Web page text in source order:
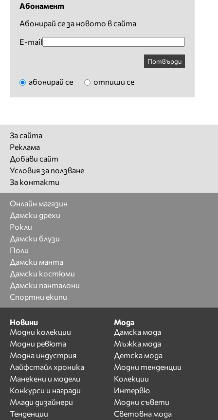
Абонамент
Абонирай се за новото в сайта
E-mail
Потвърди
абонирай се отпиши се
За сайта
Реклама
Добави сайт
Условия за ползване
За контакти
Онлайн магазин
Дамски дрехи
Рокли
Дамски блузи
Поли
Дамски манта
Дамски костюми
Дамски панталони
Спортни екипи
Новини
Модни колекции
Модни ревюта
Модна индустрия
Лайфстайл хроника
Манекени и модели
Конкурси и награди
Млади дизайнери
Тенденции
Мода
Дамска мода
Мъжка мода
Детска мода
Модни тенденции
Колекции
Интервю
Модни съвети
Световна мода